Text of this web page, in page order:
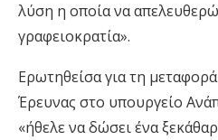
λύση η οποία να
γραφειοκρατία».
Ερωτηθείσα για τη
Έρευνας στο υπουργείο
«ήθελε να δώσει ένα